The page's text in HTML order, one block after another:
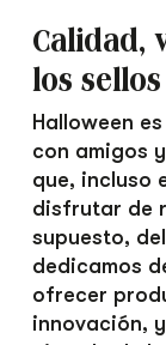
Calidad,
los
Halloween
con amigos
que, incluso
disfrutar de
supuesto,
dedicamos
ofrecer
innovación,